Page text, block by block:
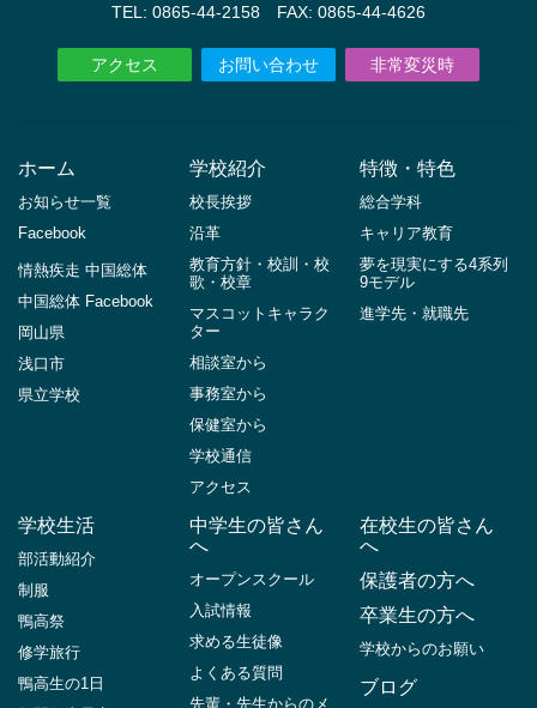
TEL: 0865-44-2158 FAX: 0865-44-4626
アクセス お問い合わせ 非常変災時
ホーム
お知らせ一覧
Facebook
情熱疾走 中国総体
中国総体 Facebook
岡山県
浅口市
県立学校
学校紹介
校長挨拶
沿革
教育方針・校訓・校
歌・校章
マスコットキャラク
ター
相談室から
事務室から
保健室から
学校通信
アクセス
特徴・特色
総合学科
キャリア教育
夢を現実にする4系列
9モデル
進学先・就職先
学校生活
部活動紹介
制服
鴨高祭
修学旅行
鴨高生の1日
中学生の皆さん
へ
オープンスクール
入試情報
求める生徒像
よくある質問
先輩・先生からのメ
在校生の皆さん
へ
保護者の方へ
卒業生の方へ
学校からのお願い
ブログ